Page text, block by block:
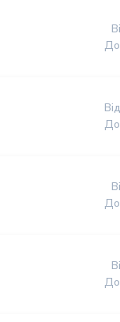
До
Від
До
До
До